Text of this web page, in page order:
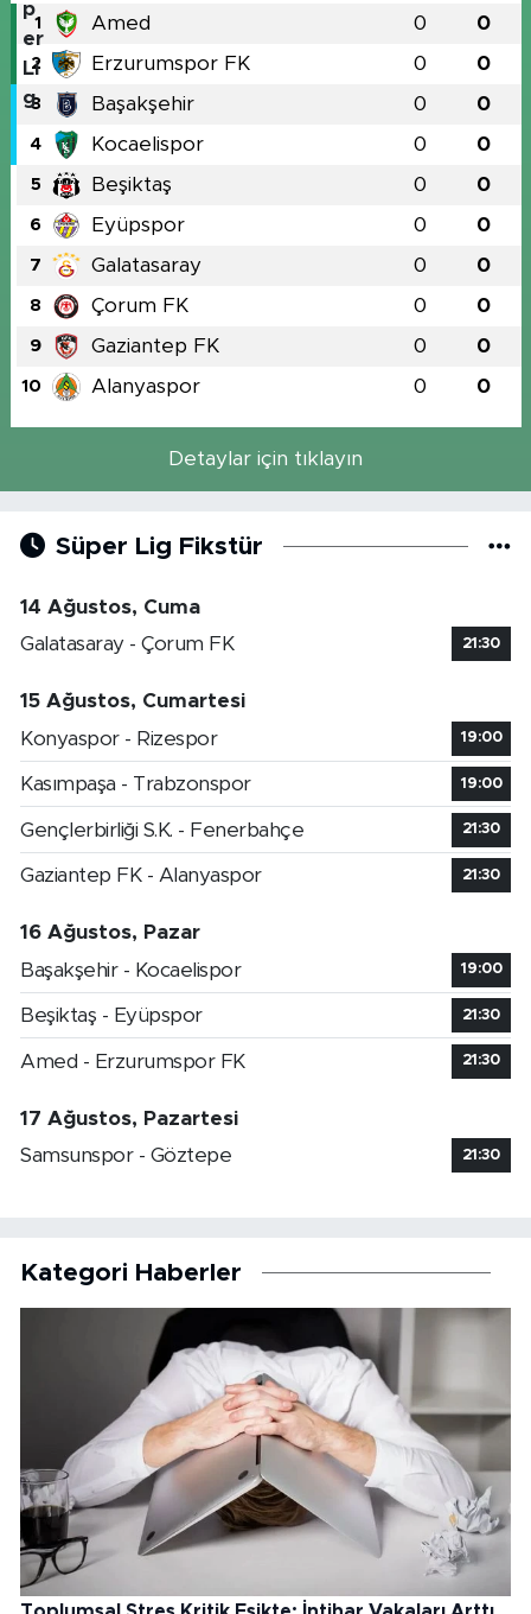
1 Amed 0 0
2 Erzurumspor FK 0 0
3 Başakşehir 0 0
4 Kocaelispor 0 0
5 Beşiktaş 0 0
6 Eyüpspor 0 0
7 Galatasaray 0 0
8 Çorum FK 0 0
9 Gaziantep FK 0 0
10 Alanyaspor 0 0
Detaylar için tıklayın
Süper Lig Fikstür
14 Ağustos, Cuma
Galatasaray - Çorum FK
21:30
15 Ağustos, Cumartesi
Konyaspor - Rizespor
19:00
Kasımpaşa - Trabzonspor 19:00
Gençlerbirliği S.K. - Fenerbahçe 21:30
Gaziantep FK - Alanyaspor 21:30
16 Ağustos, Pazar
Başakşehir - Kocaelispor
19:00
Beşiktaş - Eyüpspor 21:30
Amed - Erzurumspor FK 21:30
17 Ağustos, Pazartesi
Samsunspor - Göztepe
21:30
Kategori Haberler